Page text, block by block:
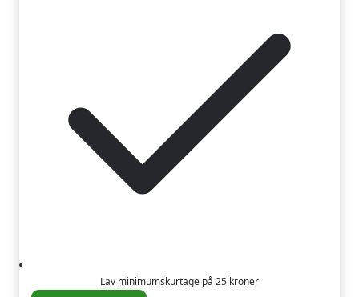
Lav minimumskurtage på 25 kroner